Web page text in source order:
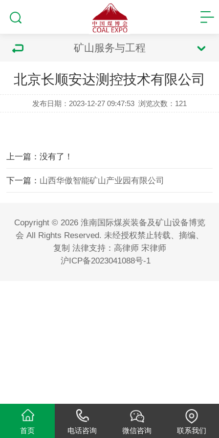
矿山服务与工程
北京长顺安达测控技术有限公司
发布日期：2023-12-27 09:47:53 浏览次数： 121
上一篇：没有了！
下一篇： 山西华傲智能矿山产业园有限公司
Copyright © 2026 淮南国际煤炭装备及矿山设备博览
会 All Rights Reserved. 未经授权禁止转载、摘编、
复制 法律支持：高律师 宋律师
沪ICP备2023041088号-1
首页 电话咨询 微信咨询 联系我们